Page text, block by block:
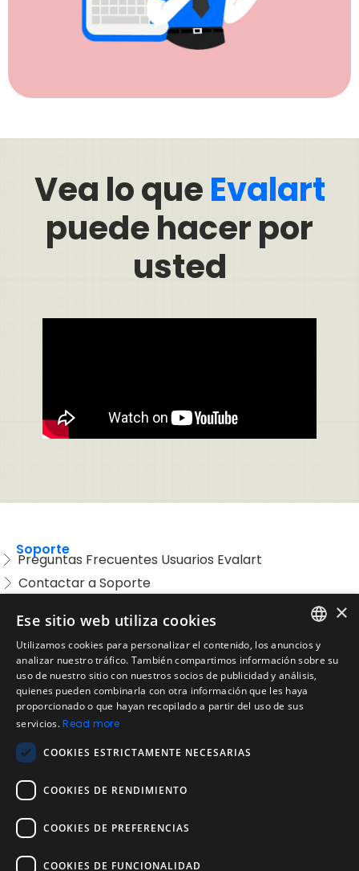
Vea lo queEvalart
puede hacer por
usted
Soporte
Preguntas Frecuentes Usuarios Evalart
Contactar a Soporte
Legal
Condiciones de Servicio
Aviso de privacidad
Política de cookies
Política de devoluciones
Acuerdo de licencia de usuario
Aviso legal
Política de uso aceptable
Empresa
Acerca de nosotros
Blog
ENGLISH
SPANISH
×
Ese sitio web utiliza cookies
Utilizamos cookies para personalizar el contenido, los anuncios y
analizar nuestro tráfico. También compartimos información sobre su
uso de nuestro sitio con nuestros socios de publicidad y análisis,
quienes pueden combinarla con otra información que les haya
proporcionado o que hayan recopilado a partir del uso de sus
servicios.Read more
COOKIES ESTRICTAMENTE NECESARIAS
COOKIES DE RENDIMIENTO
COOKIES DE PREFERENCIAS
COOKIES DE FUNCIONALIDAD